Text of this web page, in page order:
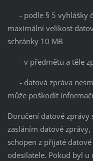
- podle § 5 vyhlášky
maximální velikost
schránky 10 MB
- v předmětu a těle
- datová zpráva
může poškodit
Doručení datové
zasláním datové
schopen z přijaté
odesilatele. Pokud byl